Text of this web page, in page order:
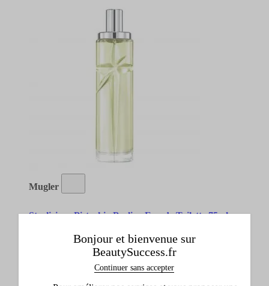
Mugler
Starlicious Pistachio Praline Eau de Toilette 75ml
Un cadeau offert
Bonjour et bienvenue sur
BeautySuccess.fr
Continuer sans accepter